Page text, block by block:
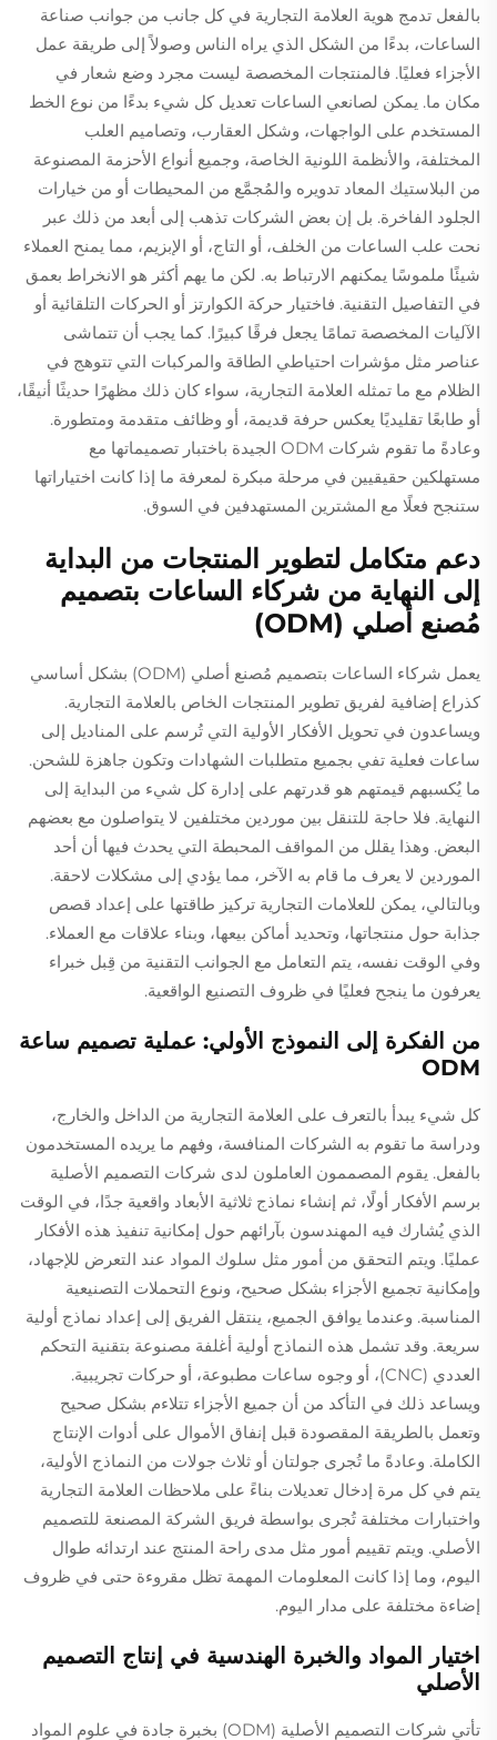
بالفعل تدمج هوية العلامة التجارية في كل جانب من جوانب صناعة
الساعات، بدءًا من الشكل الذي يراه الناس وصولاً إلى طريقة عمل
الأجزاء فعليًا. فالمنتجات المخصصة ليست مجرد وضع شعار في
مكان ما. يمكن لصانعي الساعات تعديل كل شيء بدءًا من نوع الخط
المستخدم على الواجهات، وشكل العقارب، وتصاميم العلب
المختلفة، والأنظمة اللونية الخاصة، وجميع أنواع الأحزمة المصنوعة
من البلاستيك المعاد تدويره والمُجمَّع من المحيطات أو من خيارات
الجلود الفاخرة. بل إن بعض الشركات تذهب إلى أبعد من ذلك عبر
نحت علب الساعات من الخلف، أو التاج، أو الإبزيم، مما يمنح العملاء
شيئًا ملموسًا يمكنهم الارتباط به. لكن ما يهم أكثر هو الانخراط بعمق
في التفاصيل التقنية. فاختيار حركة الكوارتز أو الحركات التلقائية أو
الآليات المخصصة تمامًا يجعل فرقًا كبيرًا. كما يجب أن تتماشى
عناصر مثل مؤشرات احتياطي الطاقة والمركبات التي تتوهج في
الظلام مع ما تمثله العلامة التجارية، سواء كان ذلك مظهرًا حديثًا أنيقًا،
أو طابعًا تقليديًا يعكس حرفة قديمة، أو وظائف متقدمة ومتطورة.
وعادةً ما تقوم شركات ODM الجيدة باختبار تصميماتها مع
مستهلكين حقيقيين في مرحلة مبكرة لمعرفة ما إذا كانت اختياراتها
ستنجح فعلًا مع المشترين المستهدفين في السوق.
دعم متكامل لتطوير المنتجات من البداية
إلى النهاية من شركاء الساعات بتصميم
مُصنع أصلي (ODM)
يعمل شركاء الساعات بتصميم مُصنع أصلي (ODM) بشكل أساسي
كذراع إضافية لفريق تطوير المنتجات الخاص بالعلامة التجارية.
ويساعدون في تحويل الأفكار الأولية التي تُرسم على المناديل إلى
ساعات فعلية تفي بجميع متطلبات الشهادات وتكون جاهزة للشحن.
ما يُكسبهم قيمتهم هو قدرتهم على إدارة كل شيء من البداية إلى
النهاية. فلا حاجة للتنقل بين موردين مختلفين لا يتواصلون مع بعضهم
البعض. وهذا يقلل من المواقف المحبطة التي يحدث فيها أن أحد
الموردين لا يعرف ما قام به الآخر، مما يؤدي إلى مشكلات لاحقة.
وبالتالي، يمكن للعلامات التجارية تركيز طاقتها على إعداد قصص
جذابة حول منتجاتها، وتحديد أماكن بيعها، وبناء علاقات مع العملاء.
وفي الوقت نفسه، يتم التعامل مع الجوانب التقنية من قِبل خبراء
يعرفون ما ينجح فعليًا في ظروف التصنيع الواقعية.
من الفكرة إلى النموذج الأولي: عملية تصميم ساعة
ODM
كل شيء يبدأ بالتعرف على العلامة التجارية من الداخل والخارج،
ودراسة ما تقوم به الشركات المنافسة، وفهم ما يريده المستخدمون
بالفعل. يقوم المصممون العاملون لدى شركات التصميم الأصلية
برسم الأفكار أولًا، ثم إنشاء نماذج ثلاثية الأبعاد واقعية جدًا، في الوقت
الذي يُشارك فيه المهندسون بآرائهم حول إمكانية تنفيذ هذه الأفكار
عمليًا. ويتم التحقق من أمور مثل سلوك المواد عند التعرض للإجهاد،
وإمكانية تجميع الأجزاء بشكل صحيح، ونوع التحملات التصنيعية
المناسبة. وعندما يوافق الجميع، ينتقل الفريق إلى إعداد نماذج أولية
سريعة. وقد تشمل هذه النماذج أولية أغلفة مصنوعة بتقنية التحكم
العددي (CNC)، أو وجوه ساعات مطبوعة، أو حركات تجريبية.
ويساعد ذلك في التأكد من أن جميع الأجزاء تتلاءم بشكل صحيح
وتعمل بالطريقة المقصودة قبل إنفاق الأموال على أدوات الإنتاج
الكاملة. وعادةً ما تُجرى جولتان أو ثلاث جولات من النماذج الأولية،
يتم في كل مرة إدخال تعديلات بناءً على ملاحظات العلامة التجارية
واختبارات مختلفة تُجرى بواسطة فريق الشركة المصنعة للتصميم
الأصلي. ويتم تقييم أمور مثل مدى راحة المنتج عند ارتدائه طوال
اليوم، وما إذا كانت المعلومات المهمة تظل مقروءة حتى في ظروف
إضاءة مختلفة على مدار اليوم.
اختيار المواد والخبرة الهندسية في إنتاج التصميم
الأصلي
تأتي شركات التصميم الأصلية (ODM) بخبرة جادة في علوم المواد